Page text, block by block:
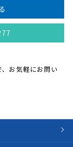
お気軽にお問い